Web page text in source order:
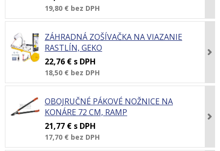
19,80 € bez DPH
ZÁHRADNÁ ZOŠÍVAČKA NA VIAZANIE
RASTLÍN, GEKO
22,76 € s DPH
18,50 € bez DPH
OBOJRUČNÉ PÁKOVÉ NOŽNICE NA
KONÁRE 72 CM, RAMP
21,77 € s DPH
17,70 € bez DPH